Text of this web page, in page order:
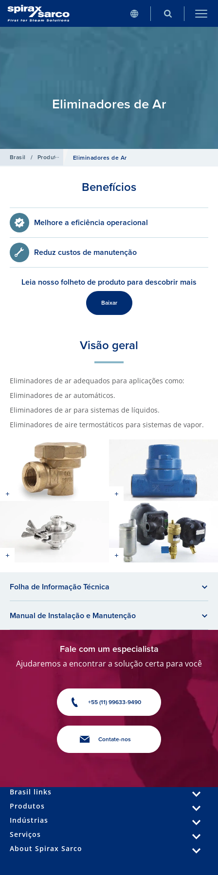
Eliminadores de Ar
Brasil / Produtos Acessórios de Linha
Eliminadores de Ar
Benefícios
Melhore a eficiência operacional
Reduz custos de manutenção
Leia nosso folheto de produto para descobrir mais
Baixar
Visão geral
Eliminadores de ar adequados para aplicações como:
Eliminadores de ar automáticos.
Eliminadores de ar para sistemas de líquidos.
Eliminadores de aire termostáticos para sistemas de vapor.
Folha de Informação Técnica
Manual de Instalação e Manutenção
Fale com um especialista
Ajudaremos a encontrar a solução certa para você
+55 (11) 99633-9490
Contate-nos
Brasil links
Produtos
Indústrias
Serviços
About Spirax Sarco